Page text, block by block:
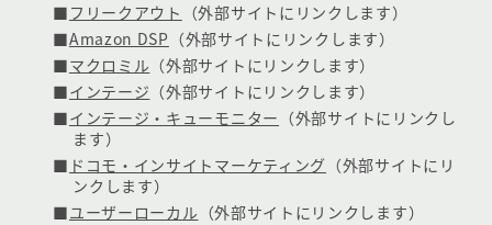
■ フリークアウト （外部サイトにリンクします）
■Amazon DSP （外部サイトにリンクします）
■マクロミル （外部サイトにリンクします）
■インテージ （外部サイトにリンクします）
■インテージ・キューモニター （外部サイトにリンクし
ます）
■ ドコモ・インサイトマーケティング （外部サイトにリ
ンクします）
■ユーザーローカル （外部サイトにリンクします）